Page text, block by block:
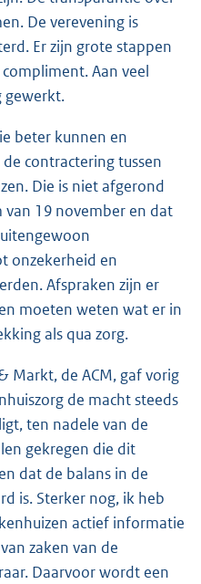
De verevening is
Er zijn grote stappen
Aan veel
gewerkt.
beter kunnen en
contractering tussen
Die is niet afgerond
19 november en dat
onzekerheid en
Afspraken zijn er
moeten weten wat er in
als qua zorg.
Markt, de ACM, gaf vorig
de macht steeds
ten nadele van de
gekregen die dit
dat de balans in de
is. Sterker nog, ik heb
actief informatie
zaken van de
Daarvoor wordt een